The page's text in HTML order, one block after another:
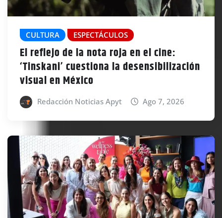
CULTURA ESPECTÁCULOS
El reflejo de la nota roja en el cine:
‘Tinskani’ cuestiona la desensibilización
visual en México
Redacción Noticias Apyt Ago 7, 2026